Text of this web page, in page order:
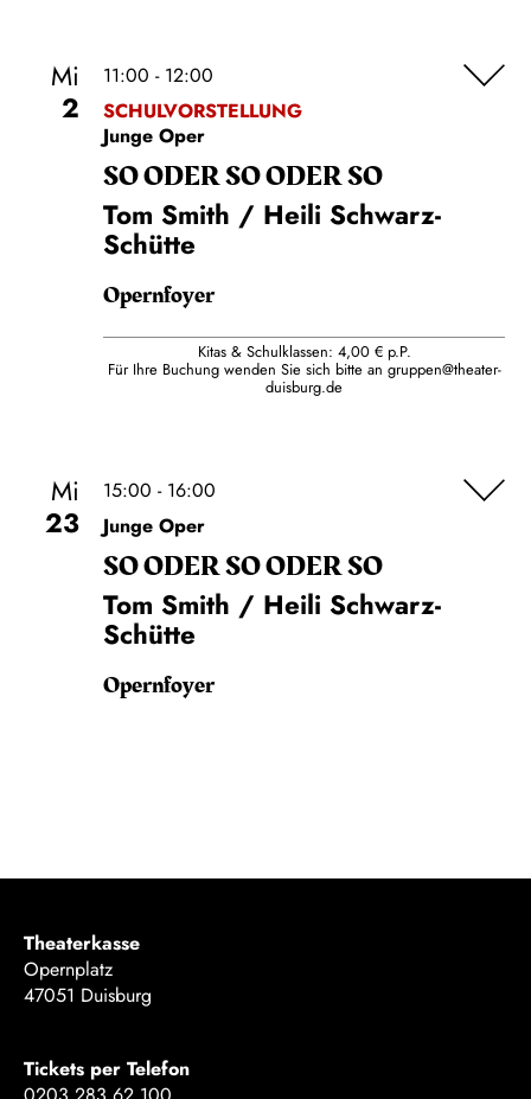
Mi
2
11:00 - 12:00
SCHULVORSTELLUNG
Junge Oper
SO ODER SO ODER SO
Tom Smith / Heili Schwarz-
Schütte
Opernfoyer
Kitas & Schulklassen: 4,00 € p.P.
Für Ihre Buchung wenden Sie sich bitte an gruppen@theater-
duisburg.de
Mi
23
15:00 - 16:00
Junge Oper
SO ODER SO ODER SO
Tom Smith / Heili Schwarz-
Schütte
Opernfoyer
Theaterkasse
Opernplatz
47051 Duisburg
Tickets per Telefon